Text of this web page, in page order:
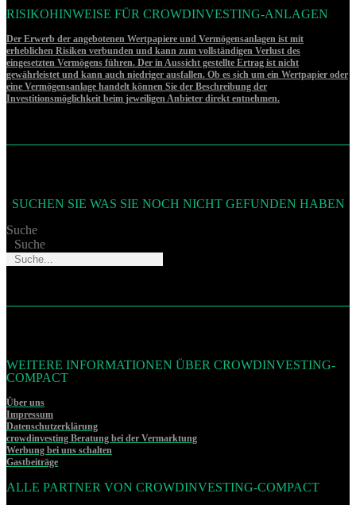
RISIKOHINWEISE FÜR CROWDINVESTING-ANLAGEN
Der Erwerb der angebotenen Wertpapiere und Vermögensanlagen ist mit
erheblichen Risiken verbunden und kann zum vollständigen Verlust des
eingesetzten Vermögens führen. Der in Aussicht gestellte Ertrag ist nicht
gewährleistet und kann auch niedriger ausfallen. Ob es sich um ein Wertpapier oder
eine Vermögensanlage handelt können Sie der Beschreibung der
Investitionsmöglichkeit beim jeweiligen Anbieter direkt entnehmen.
SUCHEN SIE WAS SIE NOCH NICHT GEFUNDEN HABEN
Suche
Suche
WEITERE INFORMATIONEN ÜBER CROWDINVESTING-
COMPACT
Über uns
Impressum
Datenschutzerklärung
crowdinvesting Beratung bei der Vermarktung
Werbung bei uns schalten
Gastbeiträge
ALLE PARTNER VON CROWDINVESTING-COMPACT